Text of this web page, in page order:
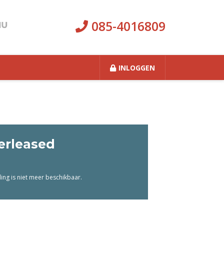
085-4016809
INLOGGEN
is niet meer beschikbaar.